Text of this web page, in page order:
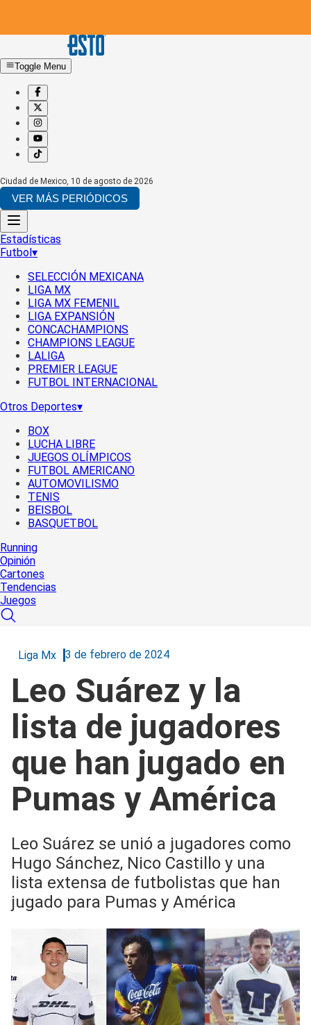
Toggle Menu
Ciudad de Mexico, 10 de agosto de 2026
VER MÁS PERIÓDICOS
Estadísticas
Futbol▾
SELECCIÓN MEXICANA
LIGA MX
LIGA MX FEMENIL
LIGA EXPANSIÓN
CONCACHAMPIONS
CHAMPIONS LEAGUE
LALIGA
PREMIER LEAGUE
FUTBOL INTERNACIONAL
Otros Deportes▾
BOX
LUCHA LIBRE
JUEGOS OLÍMPICOS
FUTBOL AMERICANO
AUTOMOVILISMO
TENIS
BEISBOL
BASQUETBOL
Running
Opinión
Cartones
Tendencias
Juegos
Liga Mx 3 de febrero de 2024
Leo Suárez y la
lista de jugadores
que han jugado en
Pumas y América
Leo Suárez se unió a jugadores como
Hugo Sánchez, Nico Castillo y una
lista extensa de futbolistas que han
jugado para Pumas y América